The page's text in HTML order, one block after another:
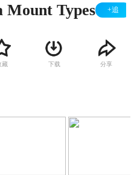
Types +追
藏 下载 分享